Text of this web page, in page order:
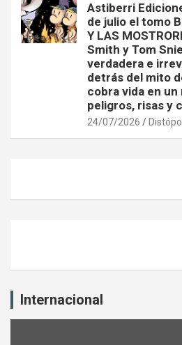
Astiberri
de julio el tomo
Y LAS
Smith y Tom
verdadera e
detrás del mito
cobra vida en
peligros, risas y
24/07/2026
Internacional